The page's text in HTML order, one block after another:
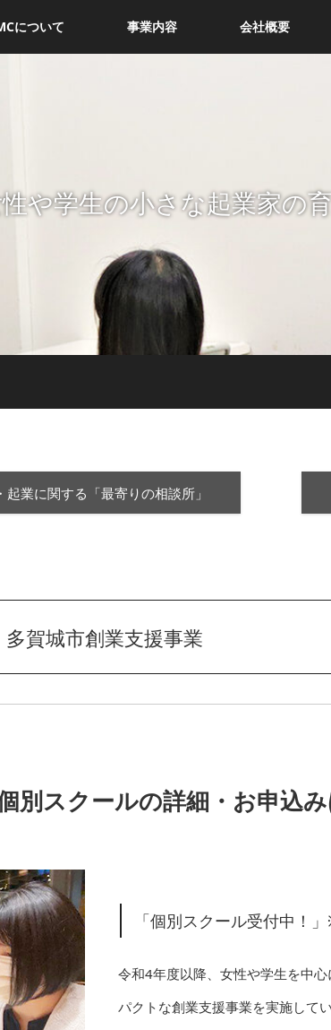
について 事業内容 会社概要
や学生の小さな起業家の育
起業に関する「最寄りの相談所」
多賀城市創業支援事業
別スクールの詳細・お申込
「個別スクール受付中！
令和4年度以降、女性や学生を中
パクトな創業支援事業を実施して